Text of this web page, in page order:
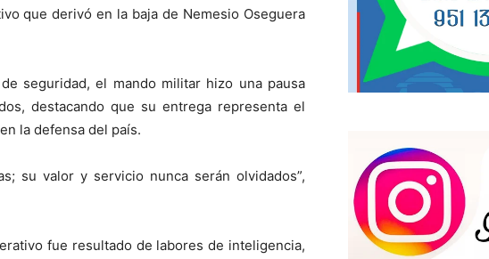
que derivó en la baja de Nemesio Oseguera
seguridad, el mando militar hizo una pausa
destacando que su entrega representa el
la defensa del país.
su valor y servicio nunca serán olvidados”,
fue resultado de labores de inteligencia,